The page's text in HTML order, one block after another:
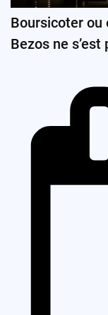
Boursicoter ou
Bezos ne s’est